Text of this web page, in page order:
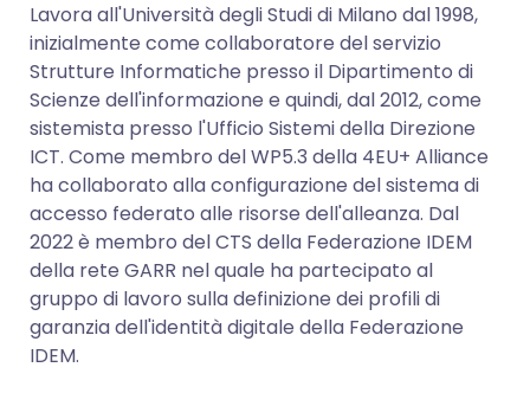
Lavora all'Università degli Studi di Milano dal 1998,
inizialmente come collaboratore del servizio
Strutture Informatiche presso il Dipartimento di
Scienze dell'informazione e quindi, dal 2012, come
sistemista presso l'Ufficio Sistemi della Direzione
ICT. Come membro del WP5.3 della 4EU+ Alliance
ha collaborato alla configurazione del sistema di
accesso federato alle risorse dell'alleanza. Dal
2022 è membro del CTS della Federazione IDEM
della rete GARR nel quale ha partecipato al
gruppo di lavoro sulla definizione dei profili di
garanzia dell'identità digitale della Federazione
IDEM.